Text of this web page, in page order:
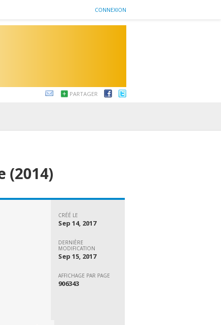
CONNEXION
PARTAGER
(2014)
CRÉÉ LE
Sep 14, 2017
DERNIÈRE
MODIFICATION
Sep 15, 2017
AFFICHAGE PAR PAGE
906343